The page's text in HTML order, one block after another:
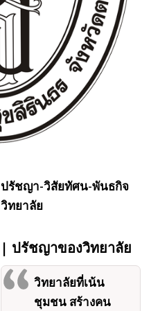
ปรัชญา-วิสัยทัศน-พันธกิจ
วิทยาลัย
| ปรัชญาของวิทยาลัย
วิทยาลัยที่เน้น
ชุมชน สร้างคน